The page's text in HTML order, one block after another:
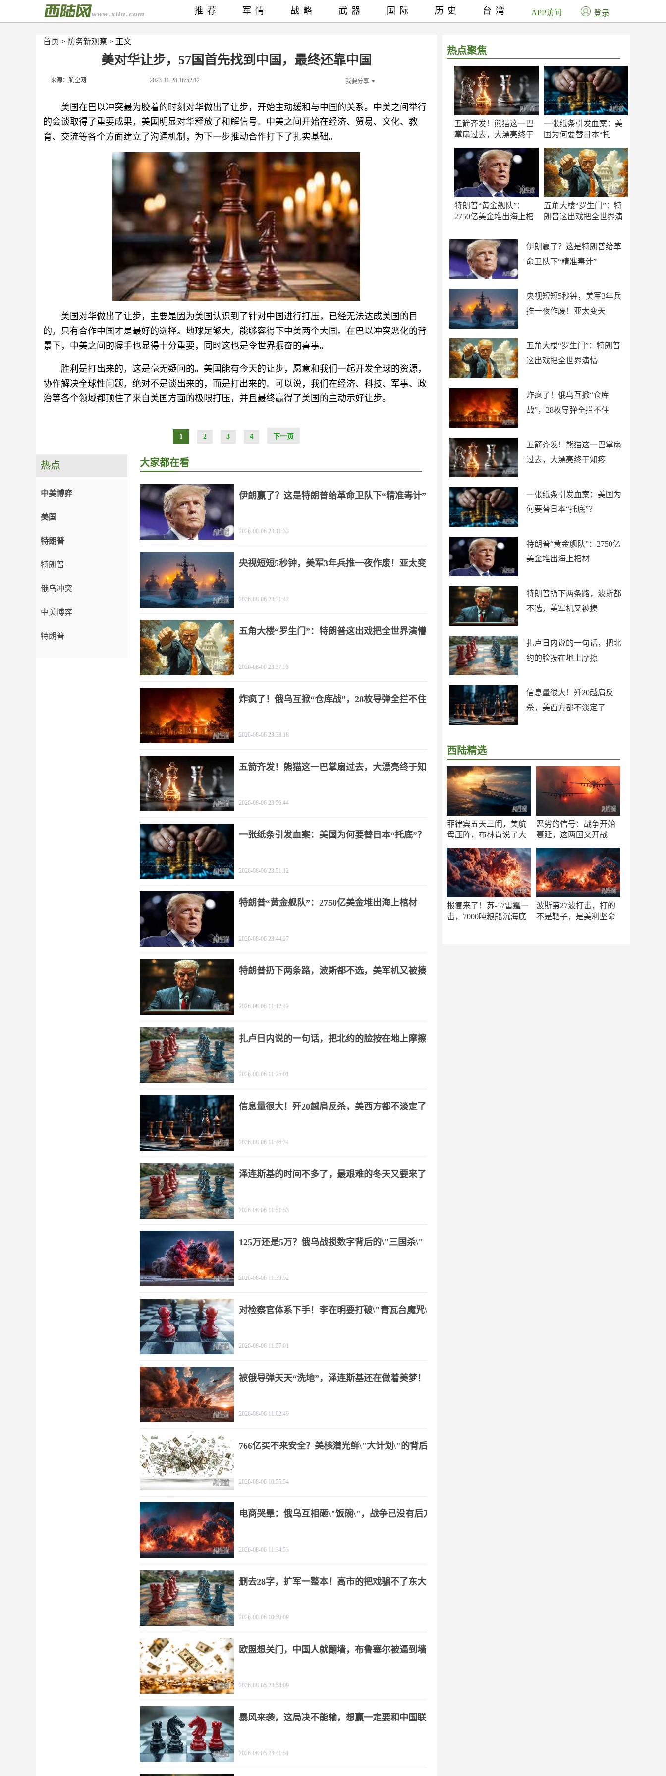
首页 > 防务新观察 > 正文
美对华让步，57国首先找到中国，最终还靠中国
来源：航空网 2023-11-28 18:52:12 我要分享
美国在巴以冲突最为胶着的时刻对华做出了让步，开始主动缓和与中国的关系。中美之间举行
的会谈取得了重要成果，美国明显对华释放了和解信号。中美之间开始在经济、贸易、文化、教
育、交流等各个方面建立了沟通机制，为下一步推动合作打下了扎实基础。
美国对华做出了让步，主要是因为美国认识到了针对中国进行打压，已经无法达成美国的目
的，只有合作中国才是最好的选择。地球足够大，能够容得下中美两个大国。在巴以冲突恶化的背
景下，中美之间的握手也显得十分重要，同时这也是令世界振奋的喜事。
胜利是打出来的，这是毫无疑问的。美国能有今天的让步，愿意和我们一起开发全球的资源，
协作解决全球性问题，绝对不是谈出来的，而是打出来的。可以说，我们在经济、科技、军事、政
治等各个领域都顶住了来自美国方面的极限打压，并且最终赢得了美国的主动示好让步。
1 2 3 4 下一页
热点聚焦
五箭齐发！熊猫这一巴
掌扇过去，大漂亮终于
一张纸条引发血案：美
国为何要替日本“托
特朗普“黄金舰队”：
2750亿美金堆出海上棺
五角大楼“罗生门”：特
朗普这出戏把全世界演
伊朗赢了？这是特朗普给革
命卫队下“精准毒计”
央视短短5秒钟，美军3年兵
推一夜作废！亚太变天
五角大楼“罗生门”：特朗普
这出戏把全世界演懵
炸疯了！俄乌互掀“仓库
战”，28枚导弹全拦不住
五箭齐发！熊猫这一巴掌扇
过去，大漂亮终于知疼
一张纸条引发血案：美国为
何要替日本“托底”？
特朗普“黄金舰队”：2750亿
美金堆出海上棺材
特朗普扔下两条路，波斯都
不选，美军机又被揍
扎卢日内说的一句话，把北
约的脸按在地上摩擦
信息量很大！歼20越肩反
杀，美西方都不淡定了
西陆精选
菲律宾五天三闹，美航
母压阵，布林肯说了大
恶劣的信号：战争开始
蔓延，这两国又开战
报复来了！苏-57雷霆一
击，7000吨粮船沉海底
波斯第27波打击，打的
不是靶子，是美利坚命
推荐 军情 战略 武器 国际 历史 台湾 APP访问 登录
热点
中美博弈
美国
特朗普
特朗普
俄乌冲突
中美博弈
特朗普
大家都在看
伊朗赢了？这是特朗普给革命卫队下“精准毒计”
2026-08-06 23:11:33
央视短短5秒钟，美军3年兵推一夜作废！亚太变
2026-08-06 23:21:47
五角大楼“罗生门”：特朗普这出戏把全世界演懵
2026-08-06 23:37:53
炸疯了！俄乌互掀“仓库战”，28枚导弹全拦不住
2026-08-06 23:33:18
五箭齐发！熊猫这一巴掌扇过去，大漂亮终于知
2026-08-06 23:56:44
一张纸条引发血案：美国为何要替日本“托底”？
2026-08-06 23:51:12
特朗普“黄金舰队”：2750亿美金堆出海上棺材
2026-08-06 23:44:27
特朗普扔下两条路，波斯都不选，美军机又被揍
2026-08-06 11:12:42
扎卢日内说的一句话，把北约的脸按在地上摩擦
2026-08-06 11:25:01
信息量很大！歼20越肩反杀，美西方都不淡定了
2026-08-06 11:46:34
泽连斯基的时间不多了，最艰难的冬天又要来了
2026-08-06 11:51:53
125万还是5万？俄乌战损数字背后的\"三国杀\"
2026-08-06 11:39:52
对检察官体系下手！李在明要打破\"青瓦台魔咒\"
2026-08-06 11:57:01
被俄导弹天天“洗地”，泽连斯基还在做着美梦！
2026-08-06 11:02:49
766亿买不来安全？美核潜光鲜\"大计划\"的背后
2026-08-06 10:55:54
电商哭晕：俄乌互相砸\"饭碗\"，战争已没有后方
2026-08-06 11:34:53
删去28字，扩军一整本！高市的把戏骗不了东大
2026-08-06 10:50:09
欧盟想关门，中国人就翻墙，布鲁塞尔被逼到墙
2026-08-05 23:58:09
暴风来袭，这局决不能输，想赢一定要和中国联
2026-08-05 23:41:51